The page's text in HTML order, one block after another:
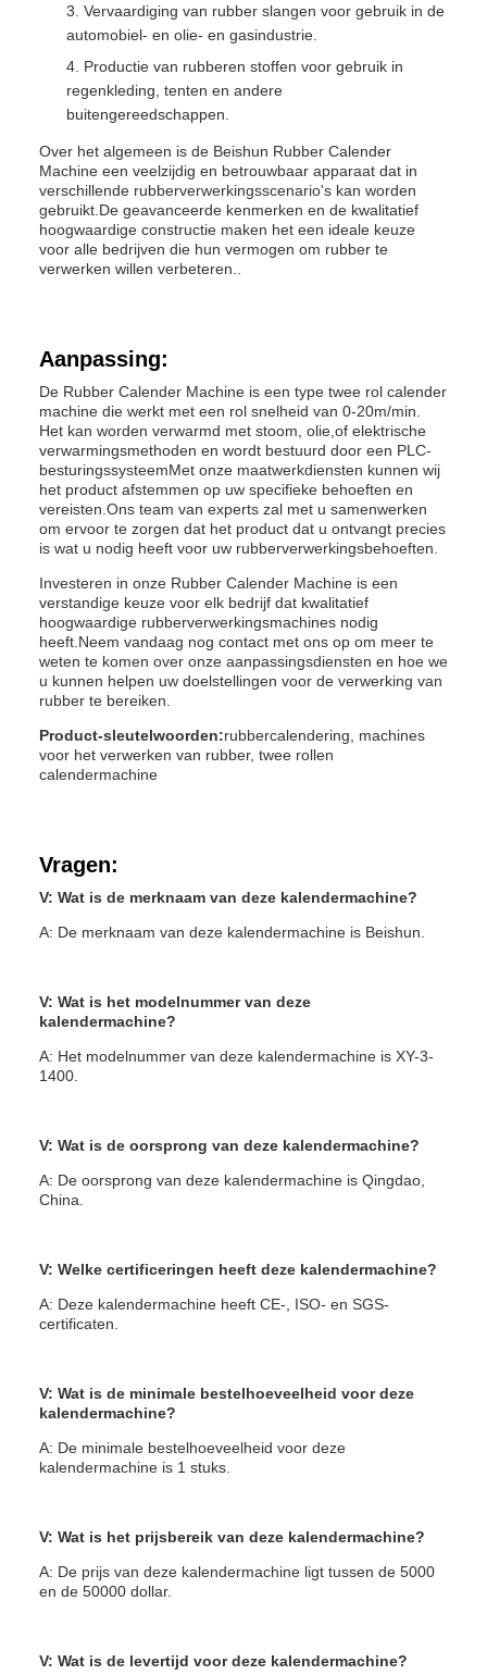
Vervaardiging van rubber slangen voor gebruik in de
automobiel- en olie- en gasindustrie.
Productie van rubberen stoffen voor gebruik in
regenkleding, tenten en andere
buitengereedschappen.
Over het algemeen is de Beishun Rubber Calender
Machine een veelzijdig en betrouwbaar apparaat dat in
verschillende rubberverwerkingsscenario's kan worden
gebruikt.De geavanceerde kenmerken en de kwalitatief
hoogwaardige constructie maken het een ideale keuze
voor alle bedrijven die hun vermogen om rubber te
verwerken willen verbeteren..
Aanpassing:
De Rubber Calender Machine is een type twee rol calender
machine die werkt met een rol snelheid van 0-20m/min.
Het kan worden verwarmd met stoom, olie,of elektrische
verwarmingsmethoden en wordt bestuurd door een PLC-
besturingssysteemMet onze maatwerkdiensten kunnen wij
het product afstemmen op uw specifieke behoeften en
vereisten.Ons team van experts zal met u samenwerken
om ervoor te zorgen dat het product dat u ontvangt precies
is wat u nodig heeft voor uw rubberverwerkingsbehoeften.
Investeren in onze Rubber Calender Machine is een
verstandige keuze voor elk bedrijf dat kwalitatief
hoogwaardige rubberverwerkingsmachines nodig
heeft.Neem vandaag nog contact met ons op om meer te
weten te komen over onze aanpassingsdiensten en hoe we
u kunnen helpen uw doelstellingen voor de verwerking van
rubber te bereiken.
Product-sleutelwoorden:rubbercalendering, machines
voor het verwerken van rubber, twee rollen
calendermachine
Vragen:
V: Wat is de merknaam van deze kalendermachine?
A: De merknaam van deze kalendermachine is Beishun.
V: Wat is het modelnummer van deze
kalendermachine?
A: Het modelnummer van deze kalendermachine is XY-3-
1400.
V: Wat is de oorsprong van deze kalendermachine?
A: De oorsprong van deze kalendermachine is Qingdao,
China.
V: Welke certificeringen heeft deze kalendermachine?
A: Deze kalendermachine heeft CE-, ISO- en SGS-
certificaten.
V: Wat is de minimale bestelhoeveelheid voor deze
kalendermachine?
A: De minimale bestelhoeveelheid voor deze
kalendermachine is 1 stuks.
V: Wat is het prijsbereik van deze kalendermachine?
A: De prijs van deze kalendermachine ligt tussen de 5000
en de 50000 dollar.
V: Wat is de levertijd voor deze kalendermachine?